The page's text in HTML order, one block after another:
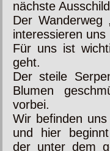
nächste
Der Wanderweg
interessieren
Für uns ist
geht.
Der steile
Blumen
vorbei.
Wir befinden
und hier
der unter dem